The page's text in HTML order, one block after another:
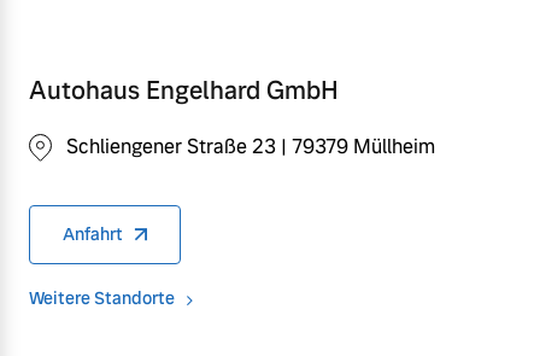
Autohaus Engelhard GmbH
Schliengener Straße 23 | 79379 Müllheim
Anfahrt
Weitere Standorte